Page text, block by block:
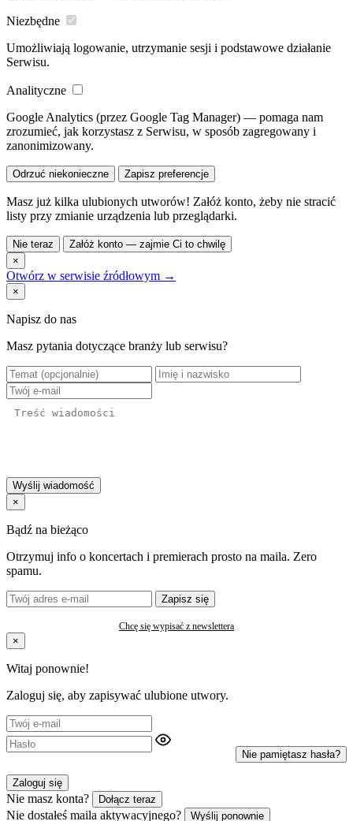
Niezbędne
Umożliwiają logowanie, utrzymanie sesji i podstawowe działanie
Serwisu.
Analityczne
Google Analytics (przez Google Tag Manager) — pomaga nam
zrozumieć, jak korzystasz z Serwisu, w sposób zagregowany i
zanonimizowany.
Odrzuć niekonieczne Zapisz preferencje
Masz już kilka ulubionych utworów! Załóż konto, żeby nie stracić
listy przy zmianie urządzenia lub przeglądarki.
Nie teraz
Załóż konto — zajmie Ci to chwilę
×
Otwórz w serwisie źródłowym →
×
Napisz do nas
Masz pytania dotyczące branży lub serwisu?
Wyślij wiadomość
×
Bądź na bieżąco
Otrzymuj info o koncertach i premierach prosto na maila. Zero
spamu.
Zapisz się
Chcę się wypisać z newslettera
×
Witaj ponownie!
Zaloguj się, aby zapisywać ulubione utwory.
Nie pamiętasz hasła?
Zaloguj się
Nie masz konta? Dołącz teraz
Nie dostałeś maila aktywacyjnego? Wyślij ponownie